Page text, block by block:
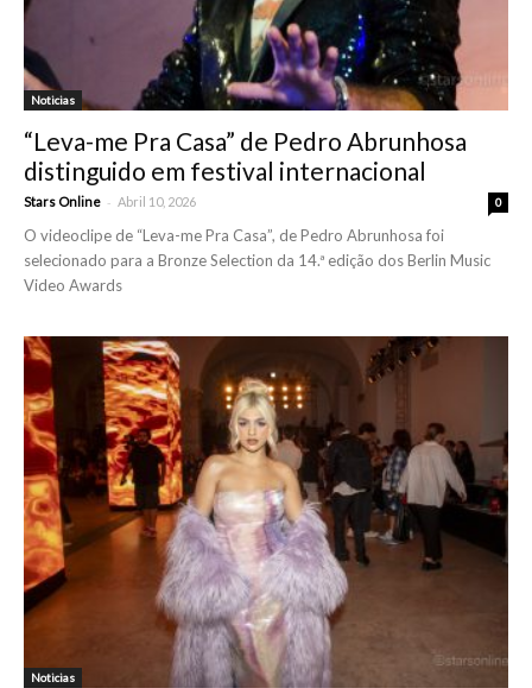
Noticias
“Leva-me Pra Casa” de Pedro Abrunhosa
distinguido em festival internacional
Stars Online - Abril 10, 2026 0
O videoclipe de “Leva-me Pra Casa”, de Pedro Abrunhosa foi
selecionado para a Bronze Selection da 14.ª edição dos Berlin Music
Video Awards
Noticias